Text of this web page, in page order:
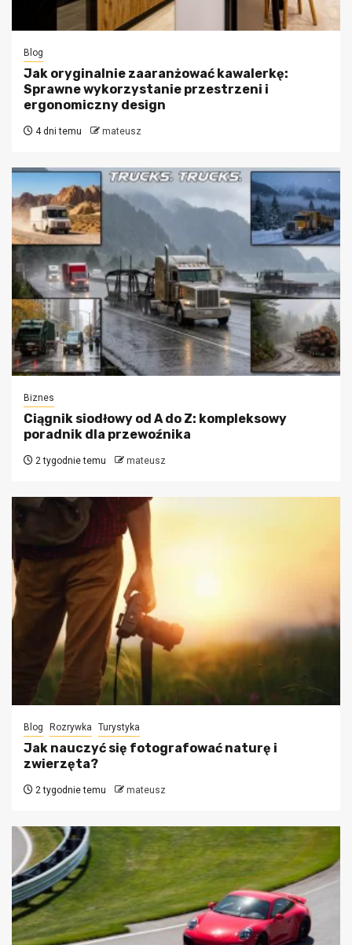
Blog
Jak oryginalnie zaaranżować kawalerkę:
Sprawne wykorzystanie przestrzeni i
ergonomiczny design
4 dni temu mateusz
Biznes
Ciągnik siodłowy od A do Z: kompleksowy
poradnik dla przewoźnika
2 tygodnie temu mateusz
Blog Rozrywka Turystyka
Jak nauczyć się fotografować naturę i
zwierzęta?
2 tygodnie temu mateusz